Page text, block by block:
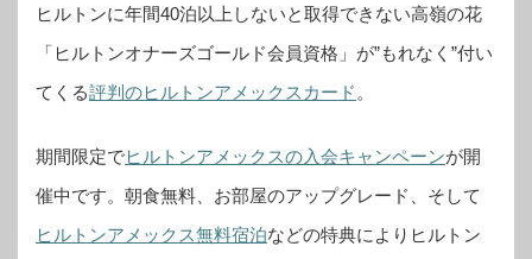
ヒルトンに年間40泊以上しないと取得できない高嶺の花
「ヒルトンオナーズゴールド会員資格」が”もれなく”付い
てくる評判のヒルトンアメックスカード 。
期間限定でヒルトンアメックスの入会キャンペーンが開
催中です。 朝食無料、お部屋のアップグレード、そして
ヒルトンアメックス無料宿泊などの特典によりヒルトン